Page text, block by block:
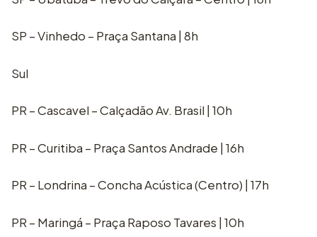
SP – Vinhedo – Praça Santana | 8h
Sul
PR – Cascavel – Calçadão Av. Brasil | 10h
PR – Curitiba – Praça Santos Andrade | 16h
PR – Londrina – Concha Acústica (Centro) | 17h
PR – Maringá – Praça Raposo Tavares | 10h